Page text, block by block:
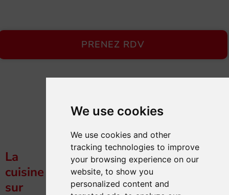
We use cookies
We use cookies and other
tracking technologies to improve
your browsing experience on our
website, to show you
personalized content and
La
cuisine
sur
de vos besoins.
La fonction première
d’une cuisine est
PRENEZ RDV